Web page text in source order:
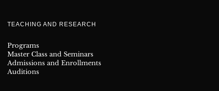
TEACHING AND RESEARCH
Programs
Master Class and Seminars
Admissions and Enrollments
Auditions